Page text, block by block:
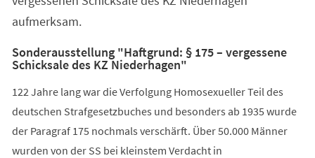
aufmerksam.
Sonderausstellung "Haftgrund: § 175 – vergessene
Schicksale des KZ Niederhagen"
122 Jahre lang war die Verfolgung Homosexueller Teil des
deutschen Strafgesetzbuches und besonders ab 1935 wurde
der Paragraf 175 nochmals verschärft. Über 50.000 Männer
wurden von der SS bei kleinstem Verdacht in